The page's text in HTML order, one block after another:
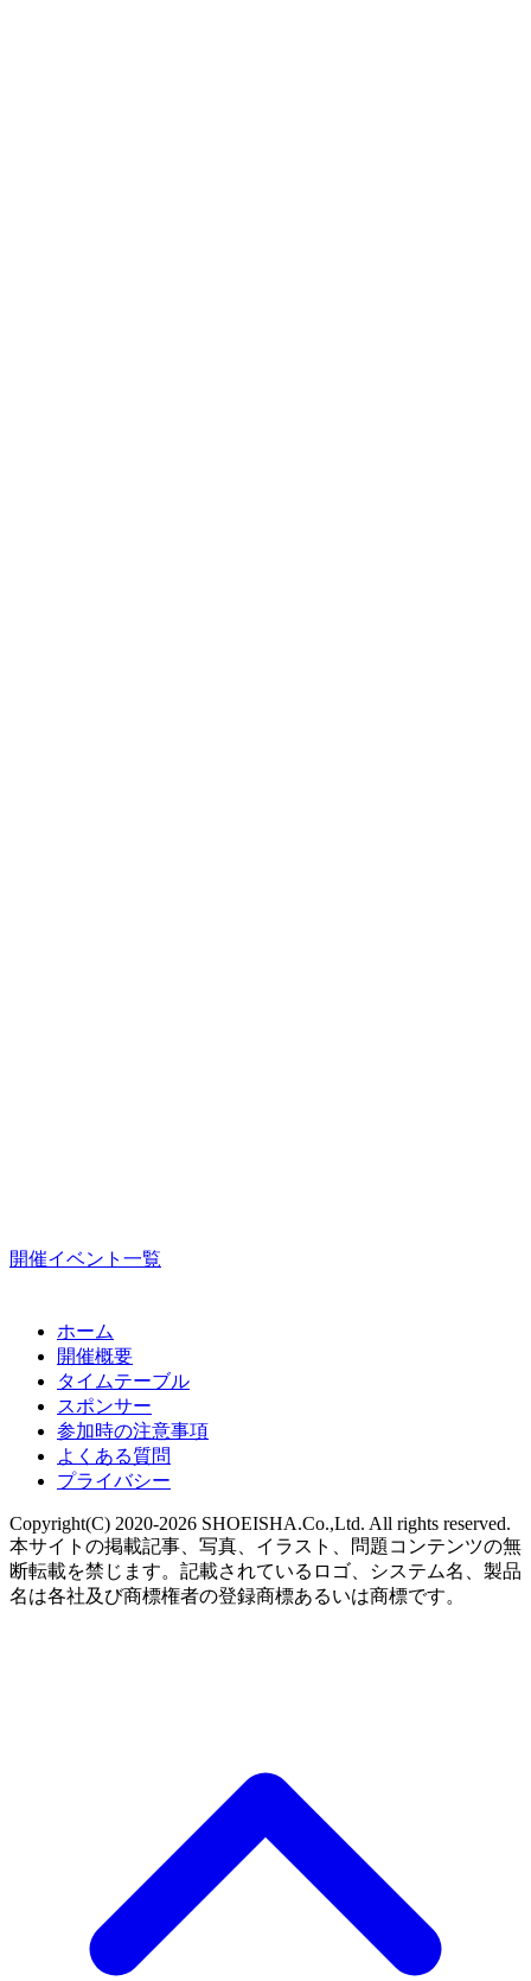
開催イベント一覧
ホーム
開催概要
タイムテーブル
スポンサー
参加時の注意事項
よくある質問
プライバシー
Copyright(C) 2020-2026 SHOEISHA.Co.,Ltd. All rights reserved.
本サイトの掲載記事、写真、イラスト、問題コンテンツの無
断転載を禁じます。記載されているロゴ、システム名、製品
名は各社及び商標権者の登録商標あるいは商標です。